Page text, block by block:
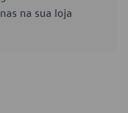
na sua loja